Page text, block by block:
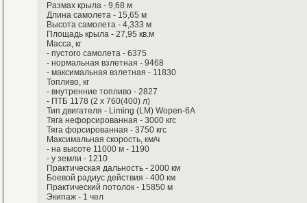
Размах крыла - 9,68 м
Длина самолета - 15,65 м
Высота самолета - 4,333 м
Площадь крыла - 27,95 кв.м
Масса, кг
- пустого самолета - 6375
- нормальная взлетная - 9468
- максимальная взлетная - 11830
Топливо, кг
- внутренние топливо - 2827
- ПТБ 1178 (2 х 760(400) л)
Тип двигателя - Liming (LM) Wopen-6A
Тяга нефорсированная - 3000 кгс
Тяга форсированная - 3750 кгс
Максимальная скорость, км/ч
- на высоте 11000 м - 1190
- у земли - 1210
Практическая дальность - 2000 км
Боевой радиус действия - 400 км
Практический потолок - 15850 м
Экипаж - 1 чел